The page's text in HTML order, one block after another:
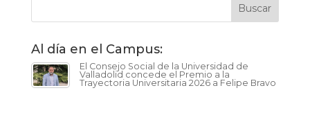
Al día en el Campus:
El Consejo Social de la Universidad de
Valladolid concede el Premio a la
Trayectoria Universitaria 2026 a Felipe Bravo